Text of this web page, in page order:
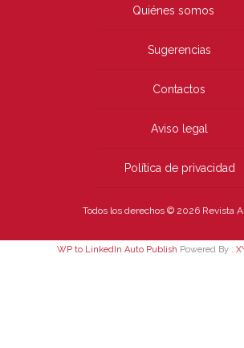
Quiénes somos
Sugerencias
Contactos
Aviso legal
Política de privacidad
Todos los derechos © 2026 Revista
WP to LinkedIn Auto Publish Powered By :